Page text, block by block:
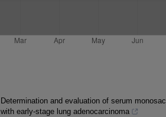
Determination and evaluation of serum
with early-stage lung adenocarcinoma